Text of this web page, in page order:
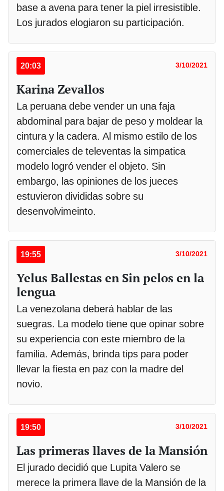
base a avena para tener la piel irresistible.
Los jurados elogiaron su participación.
20:03 3/10/2021
Karina Zevallos
La peruana debe vender un una faja
abdominal para bajar de peso y moldear la
cintura y la cadera. Al mismo estilo de los
comerciales de televentas la simpatica
modelo logró vender el objeto. Sin
embargo, las opiniones de los jueces
estuvieron divididas sobre su
desenvolvimeinto.
19:55 3/10/2021
Yelus Ballestas en Sin pelos en la
lengua
La venezolana deberá hablar de las
suegras. La modelo tiene que opinar sobre
su experiencia con este miembro de la
familia. Además, brinda tips para poder
llevar la fiesta en paz con la madre del
novio.
19:50 3/10/2021
Las primeras llaves de la Mansión
El jurado decidió que Lupita Valero se
merece la primera llave de la Mansión de la